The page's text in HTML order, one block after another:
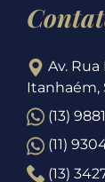
Av. Rua
Itanhaém,
(13)
(11)
(13)